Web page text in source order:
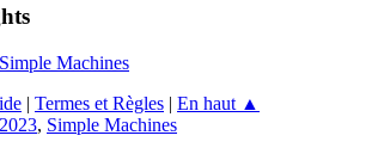
Simple Machines
| Termes et Règles | En haut ▲
, Simple Machines